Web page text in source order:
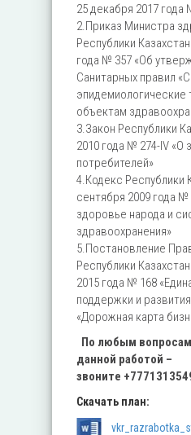
25 декабря 2017 года
2.Приказ Министра
Республики
года № 357 «Об
Санитарных правил
эпидемиологические
объектам
3.Закон Республики
2010 года № 274-IV «О
потребителей»
4.Кодекс Республики
сентября 2009 года №
здоровье народа и
здравоохранения»
5.Постановление
Республики
2015 года № 168
поддержки и
«Дорожная карта
По любым
данной работой –
звоните
Скачать план: